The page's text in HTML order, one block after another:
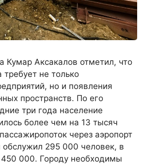
Кумар Аксакалов отметил, что
требует не только
но и появления
пространств. По его
три года население
более чем на 13 тысяч
через аэропорт
295 000 человек, в
000. Городу необходимы